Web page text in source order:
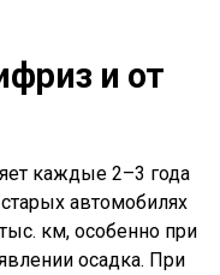
и от
каждые 2–3 года
автомобилях
км, особенно при
осадка. При